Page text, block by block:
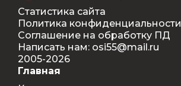
Статистика сайта
Политика конфиденциальности
Соглашение на обработку ПД
Написать нам: osi55@mail.ru
2005-2026
Главная